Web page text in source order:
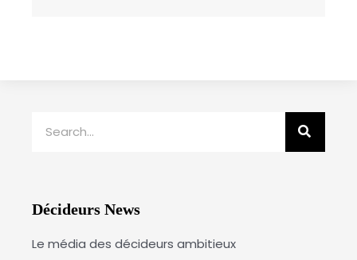
Décideurs News
Le média des décideurs ambitieux